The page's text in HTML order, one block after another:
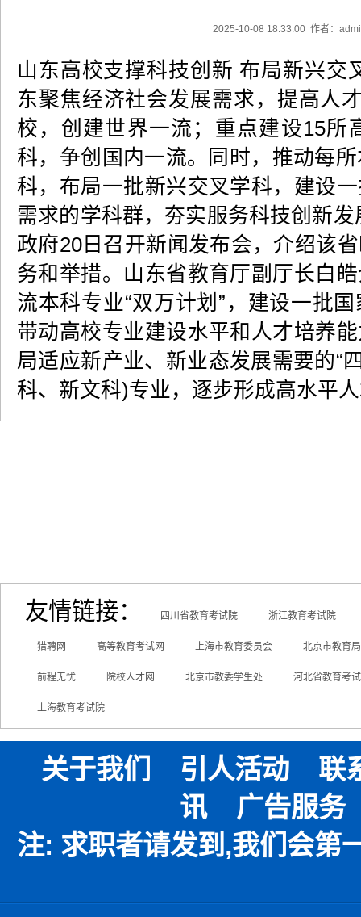
2025-10-08 18:33:00 作者：
山东高校支撑科技创新 布局新兴交
东聚焦经济社会发展需求，提高人
校，创建世界一流；重点建设15所
科，争创国内一流。同时，推动每
科，布局一批新兴交叉学科，建设
需求的学科群，夯实服务科技创新
政府20日召开新闻发布会，介绍该
务和举措。山东省教育厅副厅长白
流本科专业“双万计划”，建设一批
带动高校专业建设水平和人才培养
局适应新产业、新业态发展需要的“
科、新文科)专业，逐步形成高水平
友情链接： 四川省教育考试院 浙江教育考试院
猎聘网 高等教育考试网 上海市教育委员会 北京市教育局
前程无忧 院校人才网 北京市教委学生处 河北省教育考
上海教育考试院
关于我们 引人活动
联
讯
广告服务
注: 求职者请发到,我们会第